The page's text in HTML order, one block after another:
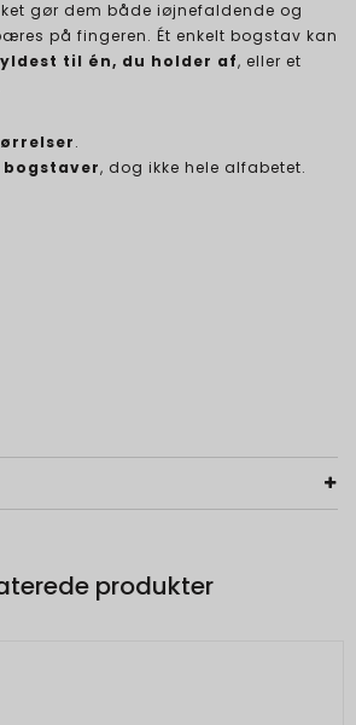
gør dem både iøjnefaldende og
på fingeren. Ét enkelt bogstav kan
til én, du holder af, eller et
.
, dog ikke hele alfabetet.
produkter